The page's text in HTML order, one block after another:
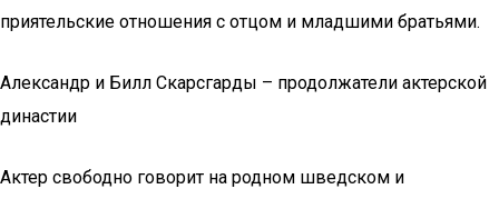
приятельские отношения с отцом и младшими братьями.
Александр и Билл Скарсгарды – продолжатели актерской
династии
Актер свободно говорит на родном шведском и